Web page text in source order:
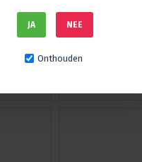
JA NEE
Onthouden
5.43€